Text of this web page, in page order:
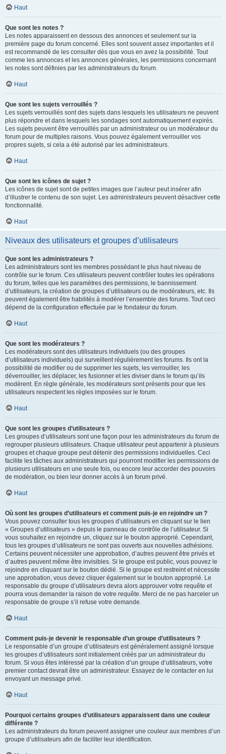
Haut
Que sont les notes ?
Les notes apparaissent en dessous des annonces et seulement sur la
première page du forum concerné. Elles sont souvent assez importantes et il
est recommandé de les consulter dès que vous en avez la possibilité. Tout
comme les annonces et les annonces générales, les permissions concernant
les notes sont définies par les administrateurs du forum.
Haut
Que sont les sujets verrouillés ?
Les sujets verrouillés sont des sujets dans lesquels les utilisateurs ne peuvent
plus répondre et dans lesquels les sondages sont automatiquement expirés.
Les sujets peuvent être verrouillés par un administrateur ou un modérateur du
forum pour de multiples raisons. Vous pouvez également verrouiller vos
propres sujets, si cela a été autorisé par les administrateurs.
Haut
Que sont les icônes de sujet ?
Les icônes de sujet sont de petites images que l’auteur peut insérer afin
d’illustrer le contenu de son sujet. Les administrateurs peuvent désactiver cette
fonctionnalité.
Haut
Niveaux des utilisateurs et groupes d’utilisateurs
Que sont les administrateurs ?
Les administrateurs sont les membres possédant le plus haut niveau de
contrôle sur le forum. Ces utilisateurs peuvent contrôler toutes les opérations
du forum, telles que les paramètres des permissions, le bannissement
d’utilisateurs, la création de groupes d’utilisateurs ou de modérateurs, etc. Ils
peuvent également être habilités à modérer l’ensemble des forums. Tout ceci
dépend de la configuration effectuée par le fondateur du forum.
Haut
Que sont les modérateurs ?
Les modérateurs sont des utilisateurs individuels (ou des groupes
d’utilisateurs individuels) qui surveillent régulièrement les forums. Ils ont la
possibilité de modifier ou de supprimer les sujets, les verrouiller, les
déverrouiller, les déplacer, les fusionner et les diviser dans le forum qu’ils
modèrent. En règle générale, les modérateurs sont présents pour que les
utilisateurs respectent les règles imposées sur le forum.
Haut
Que sont les groupes d’utilisateurs ?
Les groupes d’utilisateurs sont une façon pour les administrateurs du forum de
regrouper plusieurs utilisateurs. Chaque utilisateur peut appartenir à plusieurs
groupes et chaque groupe peut détenir des permissions individuelles. Ceci
facilite les tâches aux administrateurs qui pourront modifier les permissions de
plusieurs utilisateurs en une seule fois, ou encore leur accorder des pouvoirs
de modération, ou bien leur donner accès à un forum privé.
Haut
Où sont les groupes d’utilisateurs et comment puis-je en rejoindre un ?
Vous pouvez consulter tous les groupes d’utilisateurs en cliquant sur le lien
« Groupes d’utilisateurs » depuis le panneau de contrôle de l’utilisateur. Si
vous souhaitez en rejoindre un, cliquez sur le bouton approprié. Cependant,
tous les groupes d’utilisateurs ne sont pas ouverts aux nouvelles adhésions.
Certains peuvent nécessiter une approbation, d’autres peuvent être privés et
d’autres peuvent même être invisibles. Si le groupe est public, vous pouvez le
rejoindre en cliquant sur le bouton dédié. Si le groupe est restreint et nécessite
une approbation, vous devez cliquer également sur le bouton approprié. Le
responsable du groupe d’utilisateurs devra alors approuver votre requête et
pourra vous demander la raison de votre requête. Merci de ne pas harceler un
responsable de groupe s’il refuse votre demande.
Haut
Comment puis-je devenir le responsable d’un groupe d’utilisateurs ?
Le responsable d’un groupe d’utilisateurs est généralement assigné lorsque
les groupes d’utilisateurs sont initialement créés par un administrateur du
forum. Si vous êtes intéressé par la création d’un groupe d’utilisateurs, votre
premier contact devrait être un administrateur. Essayez de le contacter en lui
envoyant un message privé.
Haut
Pourquoi certains groupes d’utilisateurs apparaissent dans une couleur
différente ?
Les administrateurs du forum peuvent assigner une couleur aux membres d’un
groupe d’utilisateurs afin de faciliter leur identification.